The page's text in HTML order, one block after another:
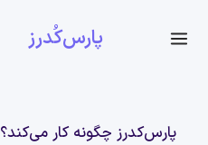
پارس‌کُدرز
پارس‌کدرز چگونه کار می‌کند؟